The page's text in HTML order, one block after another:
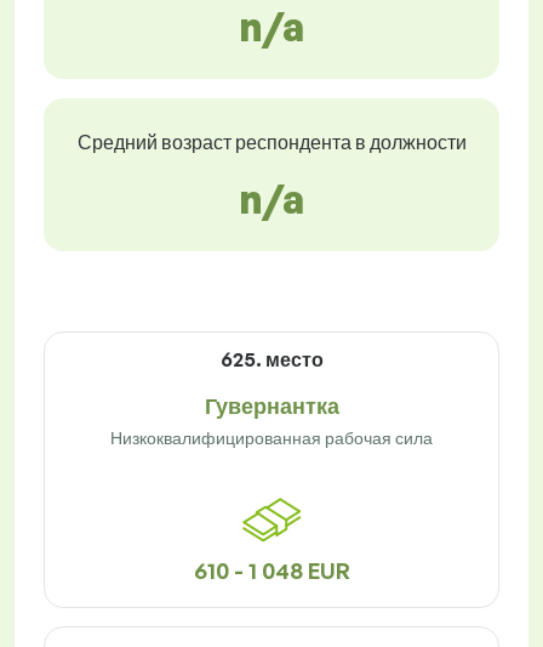
n/a
Средний возраст респондента в должности
n/a
625. место
Гувернантка
Низкоквалифицированная рабочая сила
610 - 1 048 EUR